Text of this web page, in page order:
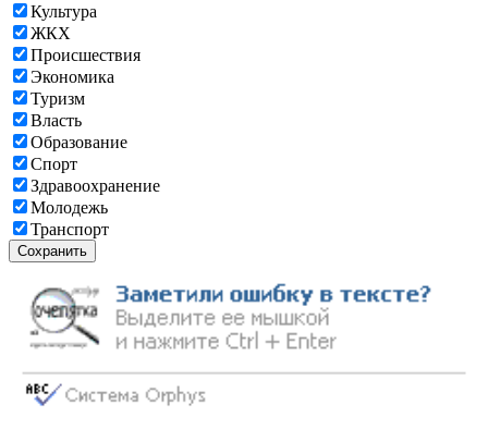
Культура
ЖКХ
Происшествия
Экономика
Туризм
Власть
Образование
Спорт
Здравоохранение
Молодежь
Транспорт
Сохранить